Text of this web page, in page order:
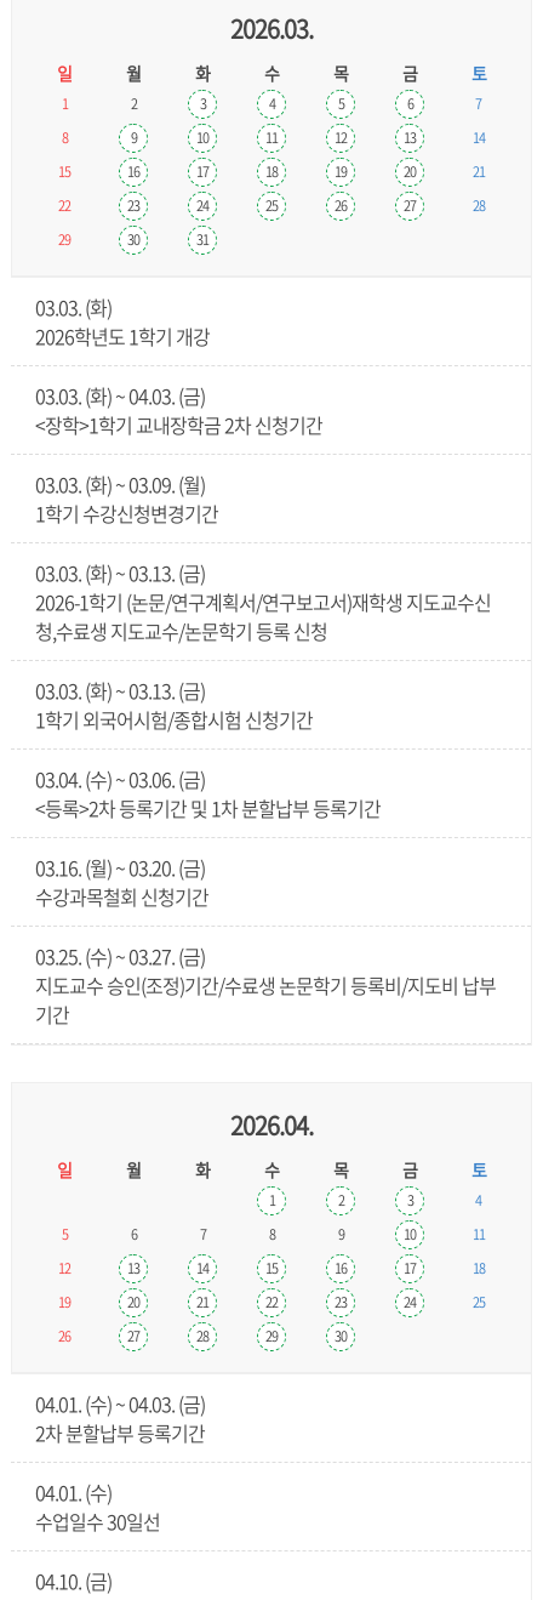
2026.03.
일 월 화 수 목 금 토
1 2 3 4 5 6
7
8
9 10 11 12 13
14
15
16 17 18 19 20
21
22
23 24 25 26 27
28
29
30 31
03.03. (화)
2026학년도 1학기 개강
03.03. (화) ~ 04.03. (금)
<장학>1학기 교내장학금 2차 신청기간
03.03. (화) ~ 03.09. (월)
1학기 수강신청변경기간
03.03. (화) ~ 03.13. (금)
2026-1학기 (논문/연구계획서/연구보고서)재학생 지도교수신
청,수료생 지도교수/논문학기 등록 신청
03.03. (화) ~ 03.13. (금)
1학기 외국어시험/종합시험 신청기간
03.04. (수) ~ 03.06. (금)
<등록>2차 등록기간 및 1차 분할납부 등록기간
03.16. (월) ~ 03.20. (금)
수강과목철회 신청기간
03.25. (수) ~ 03.27. (금)
지도교수 승인(조정)기간/수료생 논문학기 등록비/지도비 납부
기간
2026.04.
일 월 화 수 목 금 토
1 2 3
4
5
6 7 8 9 10
11
12
13 14 15 16 17
18
19
20 21 22 23 24
25
26
27 28 29 30
04.01. (수) ~ 04.03. (금)
2차 분할납부 등록기간
04.01. (수)
수업일수 30일선
04.10. (금)